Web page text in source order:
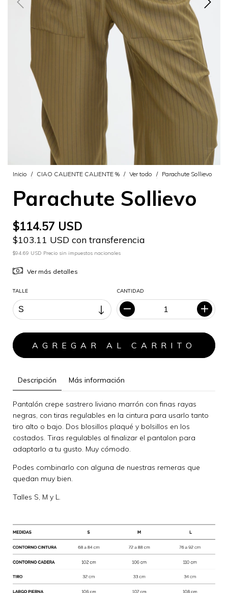
Inicio / CIAO CALIENTE CALIENTE % / Ver todo / Parachute Sollievo
Parachute Sollievo
$114.57 USD
$103.11 USD con transferencia
$94.69 USD Precio sin impuestos nacionales
Ver más detalles
TALLE CANTIDAD
Descripción Más información
Pantalón crepe sastrero liviano marrón con finas rayas
negras, con tiras regulables en la cintura para usarlo tanto
tiro alto o bajo. Dos blosillos plaqué y bolsillos en los
costados. Tiras regulables al finalizar el pantalon para
adaptarlo a tu gusto. Muy cómodo.
Podes combinarlo con alguna de nuestras remeras que
quedan muy bien.
Talles S, M y L.